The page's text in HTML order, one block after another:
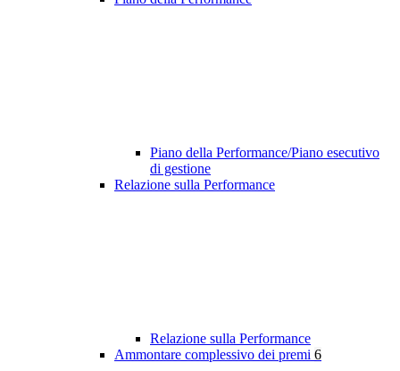
Piano della Performance/Piano esecutivo
di gestione
Relazione sulla Performance
Relazione sulla Performance
Ammontare complessivo dei premi 6